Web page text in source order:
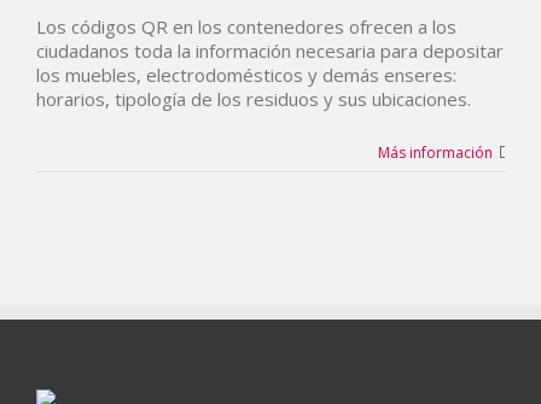
Los códigos QR en los contenedores ofrecen a los
ciudadanos toda la información necesaria para depositar
los muebles, electrodomésticos y demás enseres:
horarios, tipología de los residuos y sus ubicaciones.
Más información